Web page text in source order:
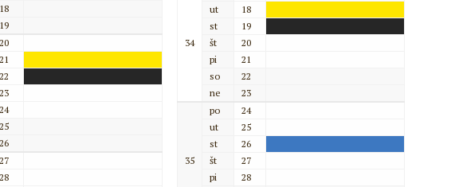
18
19
20
21
22
23
24
25
26
27
28
34
ut
18
st
19
št
20
pi
21
so
22
ne
23
35
po
24
ut
25
st
26
št
27
pi
28